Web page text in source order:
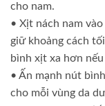
cho nam.
• Xịt nách nam
giữ khoảng cách
bình xịt xa hơn
• Ấn mạnh nút
cho mỗi vùng da